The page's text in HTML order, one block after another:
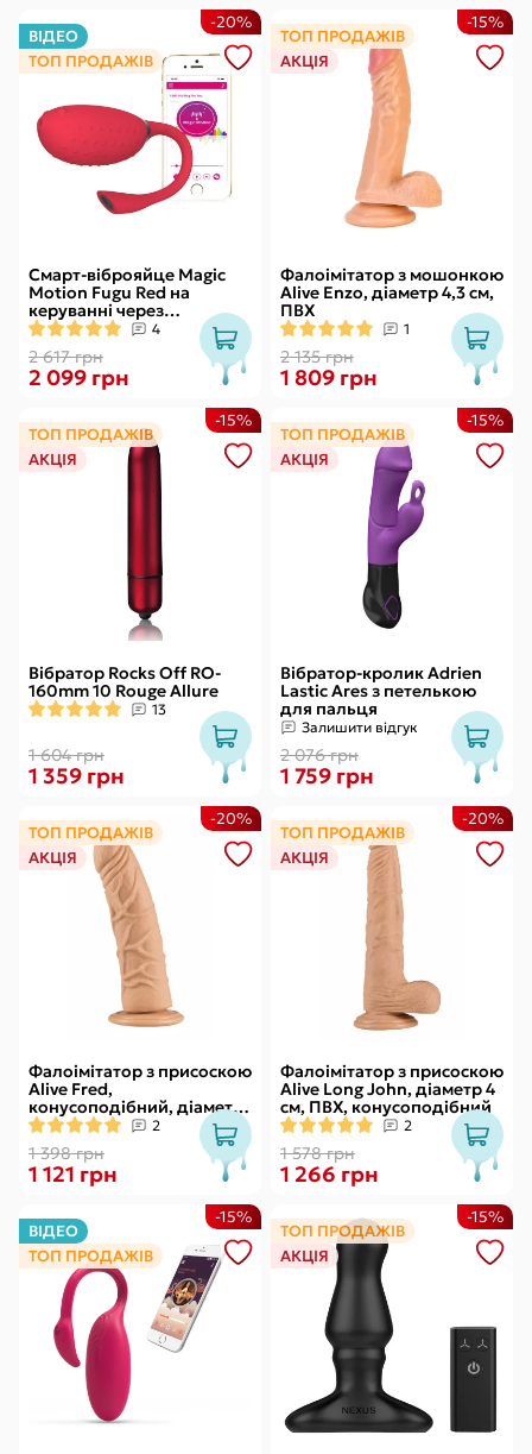
ВІДЕО
ТОП ПРОДАЖІВ
Смарт-віброяйце Magic
Motion Fugu Red на
керуванні через
смартфон, 9 режимів
вібрації
4
2 617 грн
-20%
2 099 грн
ТОП ПРОДАЖІВ
АКЦІЯ
Фалоімітатор з мошонкою
Alive Enzo, діаметр 4,3 см,
ПВХ
1
2 135 грн
-15%
1 809 грн
ТОП ПРОДАЖІВ
АКЦІЯ
Вібратор Rocks Off RO-
160mm 10 Rouge Allure
13
1 604 грн
-15%
1 359 грн
ТОП ПРОДАЖІВ
АКЦІЯ
Вібратор-кролик Adrien
Lastic Ares з петелькою
для пальця
Залишити відгук
2 076 грн
-15%
1 759 грн
ТОП ПРОДАЖІВ
АКЦІЯ
Фалоімітатор з присоскою
Alive Fred,
конусоподібний, діаметр
від 4,2см до 4,7см, ПВХ,
рельєфний
2
1 398 грн
-20%
1 121 грн
ТОП ПРОДАЖІВ
АКЦІЯ
Фалоімітатор з присоскою
Alive Long John, діаметр 4
см, ПВХ, конусоподібний
2
1 578 грн
-20%
1 266 грн
ВІДЕО
ТОП ПРОДАЖІВ
-15%
ТОП ПРОДАЖІВ
АКЦІЯ
-15%